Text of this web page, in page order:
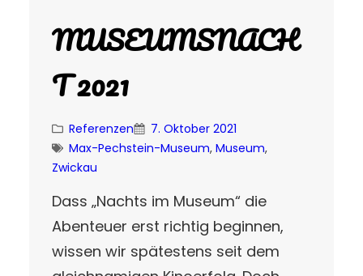
MUSEUMSNACH
T 2021
Referenzen
7. Oktober 2021
Max-Pechstein-Museum, Museum
Zwickau
Dass „Nachts im Museum“ die
Abenteuer erst richtig beginnen,
wissen wir spätestens seit dem